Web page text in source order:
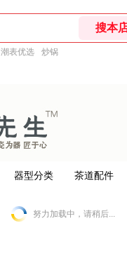
潮表优选 炒锅
器型分类 茶道配件
努力加载中，请稍后...